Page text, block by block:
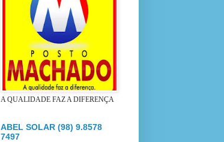
A QUALIDADE FAZ A DIFERENÇA
ABEL SOLAR (98) 9.8578
7497